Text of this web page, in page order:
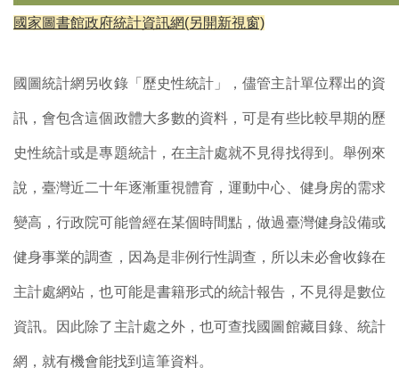
國家圖書館政府統計資訊網(另開新視窗)
國圖統計網另收錄「歷史性統計」，儘管主計單位釋出的資
訊，會包含這個政體大多數的資料，可是有些比較早期的歷
史性統計或是專題統計，在主計處就不見得找得到。舉例來
說，臺灣近二十年逐漸重視體育，運動中心、健身房的需求
變高，行政院可能曾經在某個時間點，做過臺灣健身設備或
健身事業的調查，因為是非例行性調查，所以未必會收錄在
主計處網站，也可能是書籍形式的統計報告，不見得是數位
資訊。因此除了主計處之外，也可查找國圖館藏目錄、統計
網，就有機會能找到這筆資料。